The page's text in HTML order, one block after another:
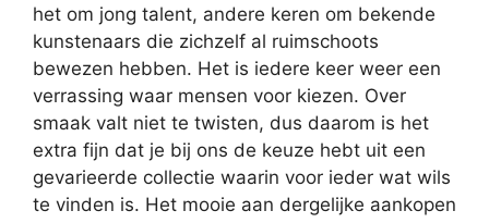
het om jong talent, andere keren om bekende
kunstenaars die zichzelf al ruimschoots
bewezen hebben. Het is iedere keer weer een
verrassing waar mensen voor kiezen. Over
smaak valt niet te twisten, dus daarom is het
extra fijn dat je bij ons de keuze hebt uit een
gevarieerde collectie waarin voor ieder wat wils
te vinden is. Het mooie aan dergelijke aankopen